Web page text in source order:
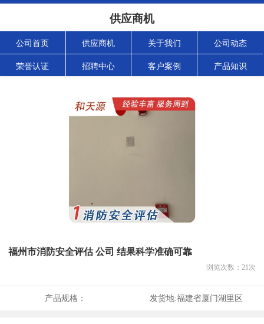
供应商机
公司首页 供应商机 关于我们 公司动态
荣誉认证 招聘中心 客户案例 产品知识
福州市消防安全评估 公司 结果科学准确可靠
浏览次数： 21次
产品规格： 发货地:福建省厦门湖里区